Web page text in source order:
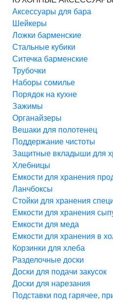
Аксессуары для бара
Шейкеры
Ложки барменские
Стальные кубики
Ситечка барменские
Трубочки
Наборы сомилье
Порядок на кухне
Зажимы
Органайзеры
Вешаки для полотенец
Поддержание чистоты
Защитные вкладыши для
Хлебницы
Емкости для хранения
Ланчбоксы
Стойки для хранения
Емкости для хранения
Емкости для меда
Емкости для хранения в
Корзинки для хлеба
Разделочные доски
Доски для подачи закусок
Доски для нарезания
Подставки под гарячее,